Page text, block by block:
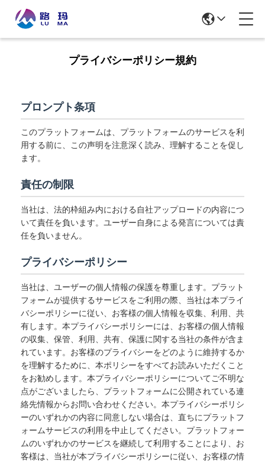
プライバシーポリシー規約
プロンプト条項
このプラットフォームは、プラットフォームのサービスを利
用する前に、この声明を注意深く読み、理解することを促し
ます。
責任の制限
当社は、法的枠組み内における自社アップロードの内容につ
いて責任を負います。ユーザー自身による発言については責
任を負いません。
プライバシーポリシー
当社は、ユーザーの個人情報の保護を尊重します。プラット
フォームが提供するサービスをご利用の際、当社は本プライ
バシーポリシーに従い、お客様の個人情報を収集、利用、共
有します。本プライバシーポリシーには、お客様の個人情報
の収集、保管、利用、共有、保護に関する当社の条件が含ま
れています。お客様のプライバシーをどのように維持するか
を理解するために、本ポリシーをすべてお読みいただくこと
をお勧めします。本プライバシーポリシーについてご不明な
点がございましたら、プラットフォームに公開されている連
絡先情報からお問い合わせください。本プライバシーポリシ
ーのいずれかの内容に同意しない場合は、直ちにプラットフ
ォームサービスの利用を中止してください。プラットフォー
ムのいずれかのサービスを継続して利用することにより、お
客様は、当社が本プライバシーポリシーに従い、お客様の情